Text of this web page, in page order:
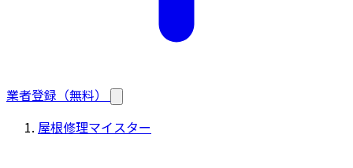
業者登録（無料）
屋根修理マイスター